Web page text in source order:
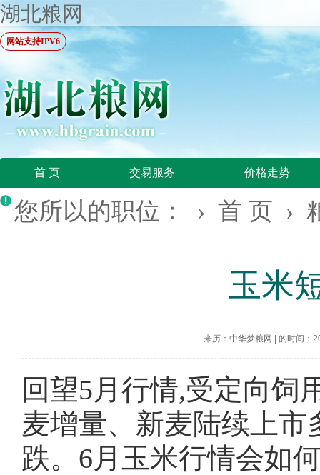
湖北粮网
网站支持IPV6
首 页 交易服务 价格走势
您所以的职位： › 首 页 ›
玉米
来历：中华梦粮网 的时间：
回望5月行情,受定向饲
麦增量、新麦陆续上
跌。6月玉米行情会如